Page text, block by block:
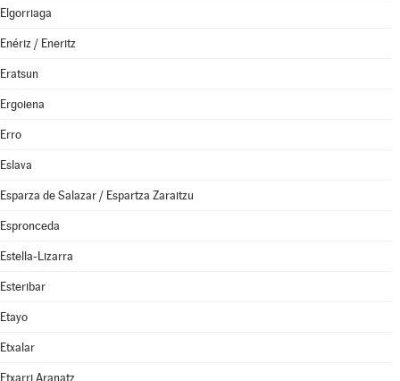
Elgorriaga
Enériz / Eneritz
Eratsun
Ergoiena
Erro
Eslava
Esparza de Salazar / Espartza Zaraitzu
Espronceda
Estella-Lizarra
Esteribar
Etayo
Etxalar
Etxarri Aranatz